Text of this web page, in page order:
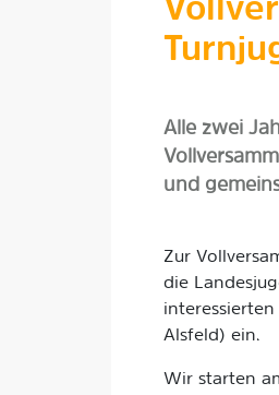
Alle zwei
und
Zur
die
interessierten
Alsfeld) ein.
Wir starten